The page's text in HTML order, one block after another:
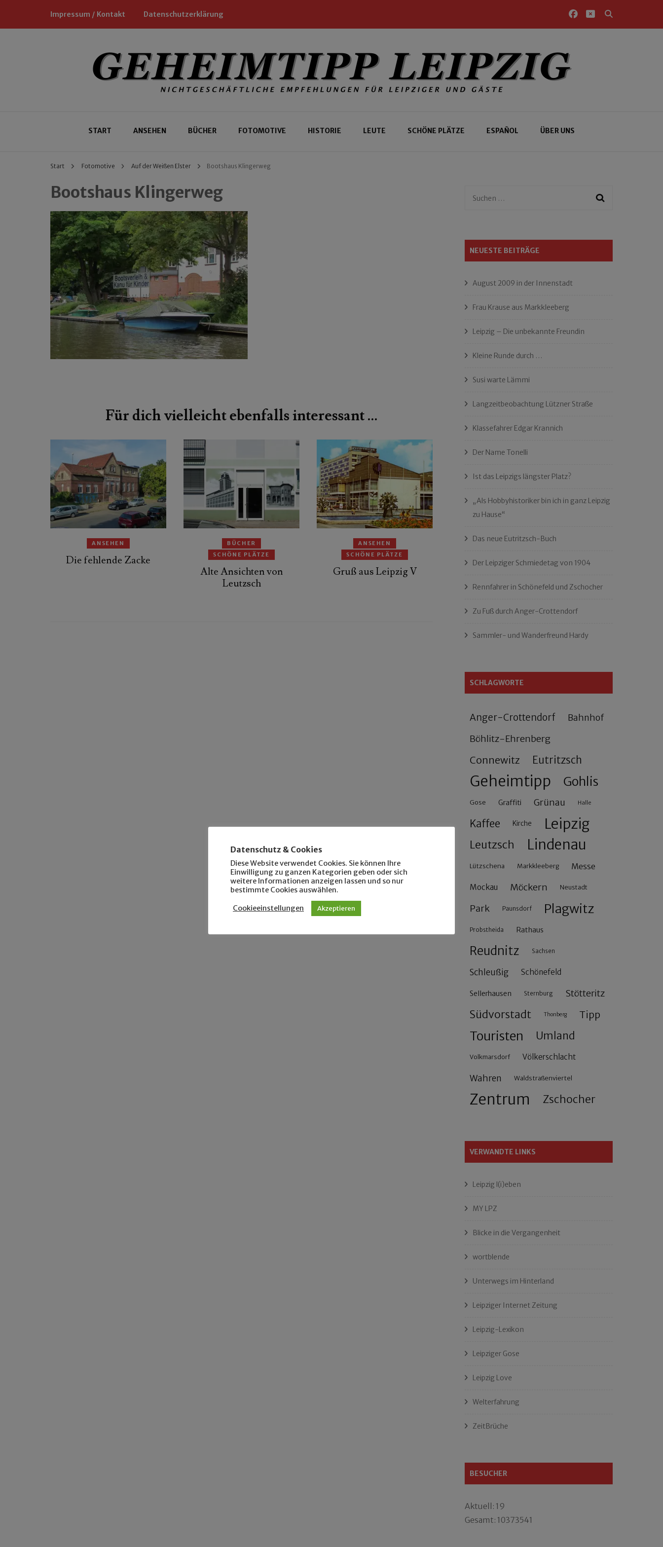
Impressum / Kontakt Datenschutzerklärung
Geheimtipp Leipzig
START ANSEHEN BÜCHER FOTOMOTIVE HISTORIE LEUTE SCHÖNE PLÄTZE ESPAÑOL ÜBER UNS
Start Fotomotive Auf der Weißen Elster Bootshaus Klingerweg
Bootshaus Klingerweg
Für dich vielleicht ebenfalls interessant …
ANSEHEN
Die fehlende Zacke
BÜCHER
SCHÖNE PLÄTZE
Alte Ansichten von
Leutzsch
ANSEHEN
SCHÖNE PLÄTZE
Gruß aus Leipzig V
Suchen
NEUESTE BEITRÄGE
August 2009 in der Innenstadt
Frau Krause aus Markkleeberg
Leipzig – Die unbekannte Freundin
Kleine Runde durch …
Susi warte Lämmi
Langzeitbeobachtung Lützner Straße
Klassefahrer Edgar Krannich
Der Name Tonelli
Ist das Leipzigs längster Platz?
„Als Hobbyhistoriker bin ich in ganz Leipzig
zu Hause“
Das neue Eutritzsch-Buch
Der Leipziger Schmiedetag von 1904
Rennfahrer in Schönefeld und Zschocher
Zu Fuß durch Anger-Crottendorf
Sammler- und Wanderfreund Hardy
SCHLAGWORTE
Anger-Crottendorf Bahnhof
Böhlitz-Ehrenberg
Connewitz Eutritzsch
Geheimtipp Gohlis
Gose Graffiti Grünau Halle
Kaffee Kirche Leipzig
Leutzsch Lindenau
Lützschena Markkleeberg Messe
Mockau Möckern Neustadt
Park Paunsdorf Plagwitz
Probstheida Rathaus
Reudnitz Sachsen
Schleußig Schönefeld
Sellerhausen Sternburg Stötteritz
Südvorstadt Thonberg Tipp
Touristen Umland
Volkmarsdorf Völkerschlacht
Wahren Waldstraßenviertel
Zentrum Zschocher
VERWANDTE LINKS
Leipzig l(i)eben
MY LPZ
Blicke in die Vergangenheit
wortblende
Unterwegs im Hinterland
Leipziger Internet Zeitung
Leipzig-Lexikon
Leipziger Gose
Leipzig Love
Welterfahrung
ZeitBrüche
BESUCHER
Aktuell: 19
Gesamt: 10373541
Datenschutz & Cookies
Diese Website verwendet Cookies. Sie können Ihre
Einwilligung zu ganzen Kategorien geben oder sich
weitere Informationen anzeigen lassen und so nur
bestimmte Cookies auswählen.
Cookieeinstellungen Akzeptieren